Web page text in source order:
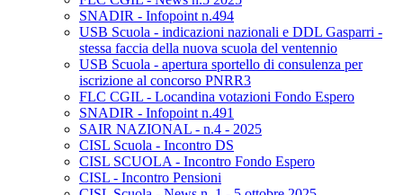
SNADIR - Infopoint n.494
USB Scuola - indicazioni nazionali e DDL Gasparri -
stessa faccia della nuova scuola del ventennio
USB Scuola - apertura sportello di consulenza per
iscrizione al concorso PNRR3
FLC CGIL - Locandina votazioni Fondo Espero
SNADIR - Infopoint n.491
SAIR NAZIONAL - n.4 - 2025
CISL Scuola - Incontro DS
CISL SCUOLA - Incontro Fondo Espero
CISL - Incontro Pensioni